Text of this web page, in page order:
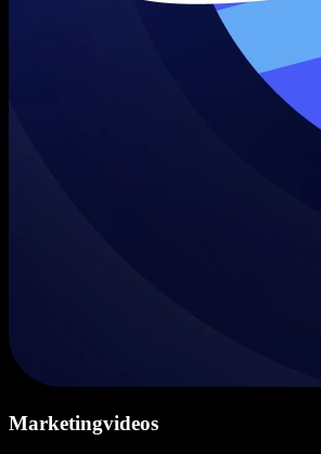
Marketingvideos